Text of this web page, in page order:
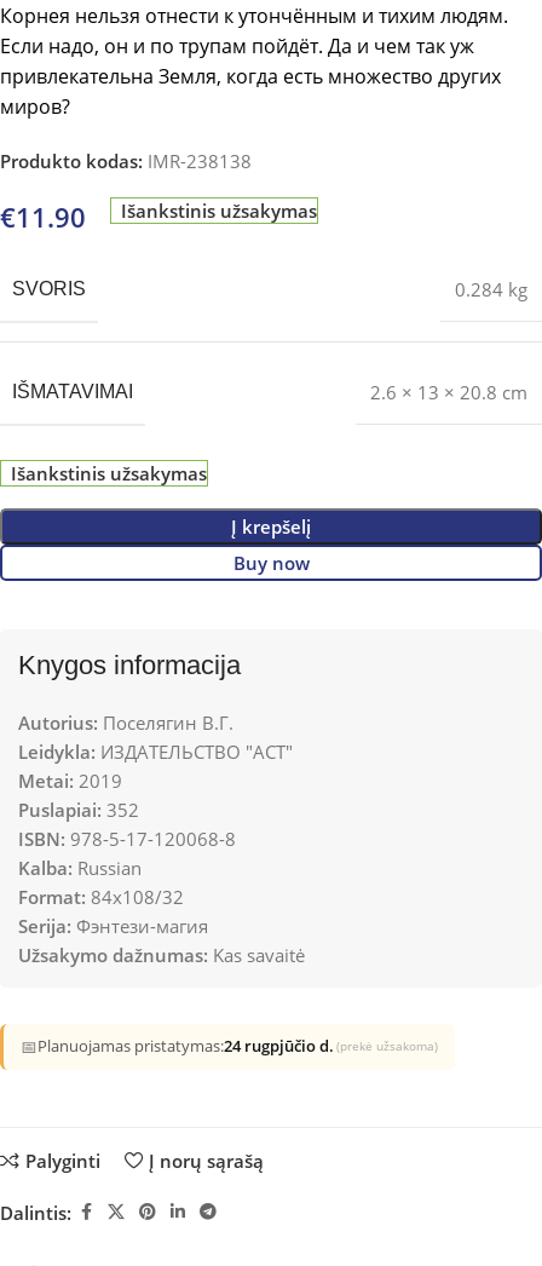
Корнея нельзя отнести к утончённым и тихим людям.
Если надо, он и по трупам пойдёт. Да и чем так уж
привлекательна Земля, когда есть множество других
миров?
Produkto kodas: IMR-238138
€11.90 Išankstinis užsakymas
SVORIS 0.284 kg
IŠMATAVIMAI 2.6 × 13 × 20.8 cm
Išankstinis užsakymas
Į krepšelį
Buy now
Knygos informacija
Autorius: Поселягин В.Г.
Leidykla: ИЗДАТЕЛЬСТВО "АСТ"
Metai: 2019
Puslapiai: 352
ISBN: 978-5-17-120068-8
Kalba: Russian
Format: 84x108/32
Serija: Фэнтези-магия
Užsakymo dažnumas: Kas savaitė
📅Planuojamas pristatymas:24 rugpjūčio d. (prekė užsakoma)
Palyginti Į norų sąrašą
Dalintis: